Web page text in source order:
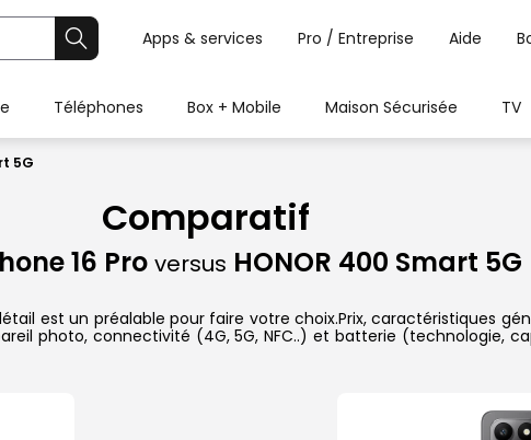
Apps & services Pro / Entreprise Aide
Téléphones Box + Mobile Maison Sécurisée TV
5G
Comparatif
16 Pro versus HONOR 400 Smart 5G
détail est un préalable pour faire votre choix.Prix, caractéristiques
photo, connectivité (4G, 5G, NFC..) et batterie (technologie,